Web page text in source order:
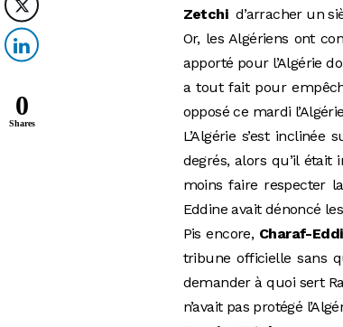
Zetchi d’arracher un
Or, les Algériens ont
apporté pour l’Algérie
a tout fait pour
opposé ce mardi
L’Algérie s’est
degrés, alors qu’il
moins faire respecter
Eddine avait dénoncé
Pis encore, Charaf-
tribune officielle sans
demander à quoi sert
n’avait pas protégé
0
Shares